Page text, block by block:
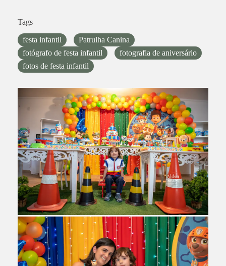
Tags
festa infantil
Patrulha Canina
fotógrafo de festa infantil
fotografia de aniversário
fotos de festa infantil